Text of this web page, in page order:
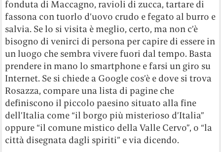
fonduta di Maccagno, ravioli di zucca, tartare di
fassona con tuorlo d’uovo crudo e fegato al burro e
salvia. Se lo si visita è meglio, certo, ma non c’è
bisogno di venirci di persona per capire di essere in
un luogo che sembra vivere fuori dal tempo. Basta
prendere in mano lo smartphone e farsi un giro su
Internet. Se si chiede a Google cos’è e dove si trova
Rosazza, compare una lista di pagine che
definiscono il piccolo paesino situato alla fine
dell’Italia come “il borgo più misterioso d’Italia”
oppure “il comune mistico della Valle Cervo”, o “la
città disegnata dagli spiriti” e via dicendo.